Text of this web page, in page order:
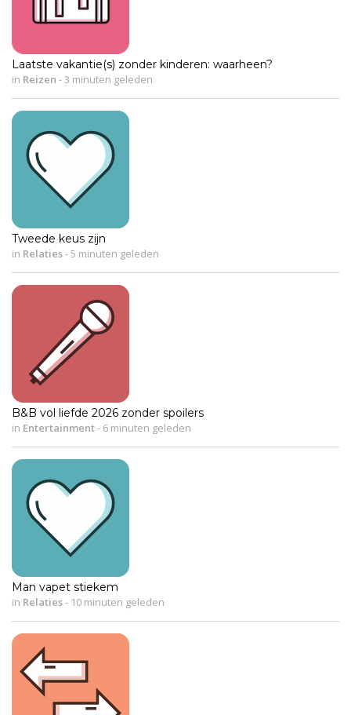
Laatste vakantie(s) zonder kinderen: waarheen?
in Reizen -3 minuten geleden
Tweede keus zijn
in Relaties-5 minuten geleden
B&B vol liefde 2026 zonder spoilers
in Entertainment- 6 minuten geleden
Man vapet stiekem
in Relaties- 10 minuten geleden